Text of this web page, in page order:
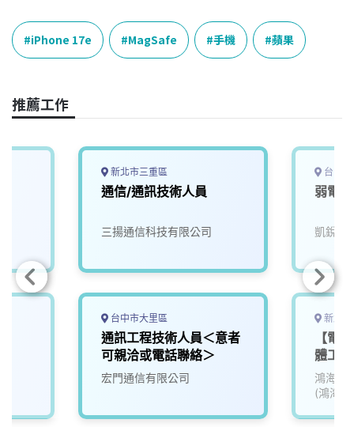
c
e
b
o
k
n
e
r
e
a
n
k
e
n
p
y
L
k
iPhone 17e MagSafe 手機 蘋果
推薦工作
新北市三重區
通信/通訊技術人員
三揚通信科技有限公司
台中市大里區
通訊工程技術人員＜意者
可親洽或電話聯絡＞
宏門通信有限公司
台中
弱電
凱銳電
新北
【電
體工
鴻海精
(鴻海)